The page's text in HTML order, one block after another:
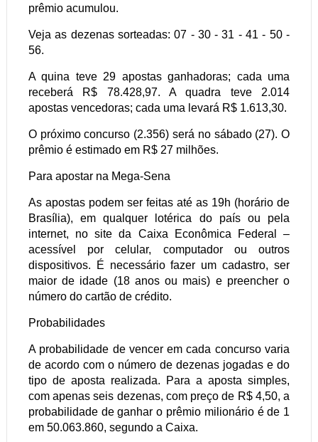
prêmio acumulou.
Veja as dezenas sorteadas: 07 - 30 - 31 - 41 - 50 -
56.
A quina teve 29 apostas ganhadoras; cada uma
receberá R$ 78.428,97. A quadra teve 2.014
apostas vencedoras; cada uma levará R$ 1.613,30.
O próximo concurso (2.356) será no sábado (27). O
prêmio é estimado em R$ 27 milhões.
Para apostar na Mega-Sena
As apostas podem ser feitas até as 19h (horário de
Brasília), em qualquer lotérica do país ou pela
internet, no site da Caixa Econômica Federal –
acessível por celular, computador ou outros
dispositivos. É necessário fazer um cadastro, ser
maior de idade (18 anos ou mais) e preencher o
número do cartão de crédito.
Probabilidades
A probabilidade de vencer em cada concurso varia
de acordo com o número de dezenas jogadas e do
tipo de aposta realizada. Para a aposta simples,
com apenas seis dezenas, com preço de R$ 4,50, a
probabilidade de ganhar o prêmio milionário é de 1
em 50.063.860, segundo a Caixa.